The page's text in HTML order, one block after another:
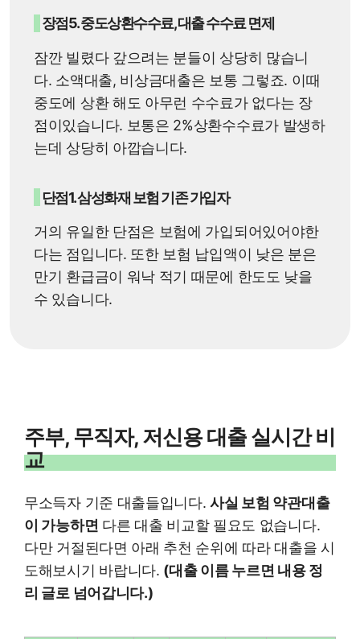
장점5. 중도상환수수료, 대출 수수료 면제
잠깐 빌렸다 갚으려는 분들이 상당히 많습니
다. 소액대출, 비상금대출은 보통 그렇죠. 이때
중도에 상환 해도 아무런 수수료가 없다는 장
점이있습니다. 보통은 2%상환수수료가 발생하
는데 상당히 아깝습니다.
단점1. 삼성화재 보험 기존 가입자
거의 유일한 단점은 보험에 가입되어있어야한
다는 점입니다. 또한 보험 납입액이 낮은 분은
만기 환급금이 워낙 적기 때문에 한도도 낮을
수 있습니다.
주부, 무직자, 저신용 대출 실시간 비
교
무소득자 기준 대출들입니다.사실 보험 약관대출
이 가능하면 다른 대출 비교할 필요도 없습니다.
다만 거절된다면 아래 추천 순위에 따라 대출을 시
도해보시기 바랍니다. (대출 이름 누르면 내용 정
리 글로 넘어갑니다.)